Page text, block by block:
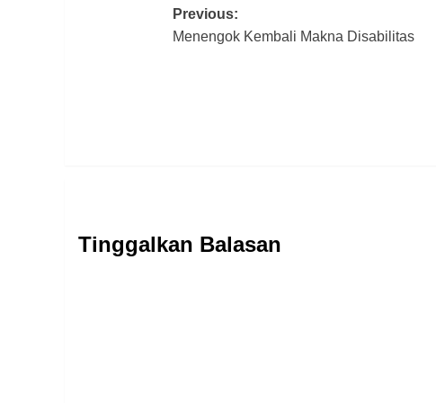
Post
navigation
Previous:
Menengok Kembali Makna Disabilitas
Tinggalkan Balasan